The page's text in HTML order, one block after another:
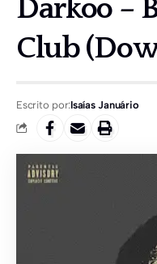
Darkoo –
Club
Escrito por:Isaías Januário